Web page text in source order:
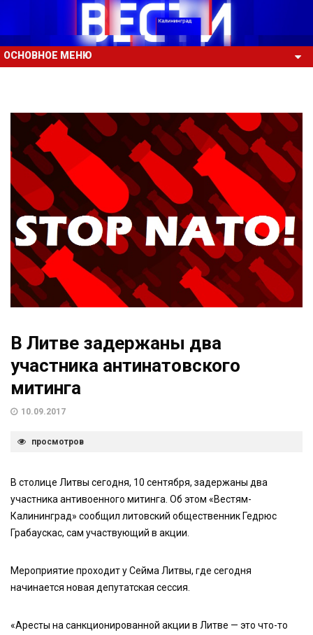
ОСНОВНОЕ МЕНЮ
В Литве задержаны два
участника антинатовского
митинга
10.09.2017
просмотров
В столице Литвы сегодня, 10 сентября, задержаны два
участника антивоенного митинга. Об этом «Вестям-
Калининград» сообщил литовский общественник Гедрюс
Грабаускас, сам участвующий в акции.
Мероприятие проходит у Сейма Литвы, где сегодня
начинается новая депутатская сессия.
«Аресты на санкционированной акции в Литве — это что-то